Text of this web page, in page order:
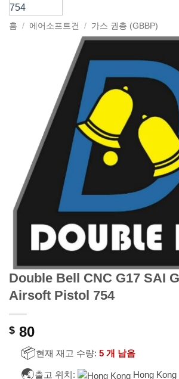
홈 / 에어소프트건 / 가스 권총 (GBBP)
Double Bell CNC G17 SAI
Airsoft Pistol 754
$ 80
📦현재 재고 수량: 5 개 남음
🌏출고 위치: Hong Kong